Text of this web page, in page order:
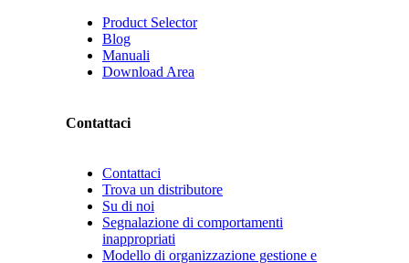
Product Selector
Blog
Manuali
Download Area
Contattaci
Contattaci
Trova un distributore
Su di noi
Segnalazione di comportamenti
inappropriati
Modello di organizzazione gestione e